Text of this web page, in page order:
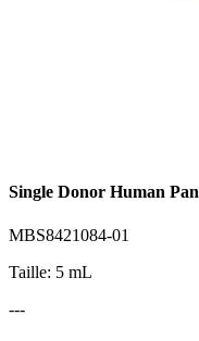
Single Donor Human
MBS8421084-01
Taille: 5 mL
---